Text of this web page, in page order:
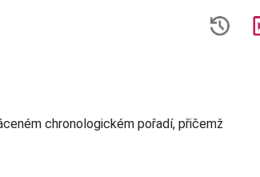
chronologickém pořadí, přičemž